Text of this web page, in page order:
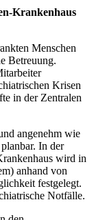
Krankenhaus
Menschen
Betreuung.
Krisen
in der Zentralen
angenehm wie
In der
wird in
anhand von
festgelegt.
Notfälle.